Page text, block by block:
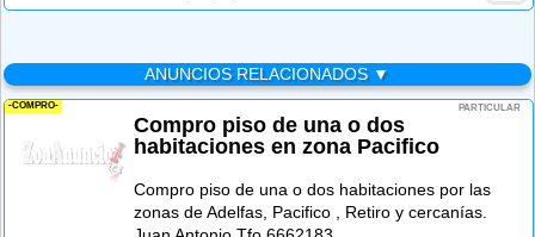
ANUNCIOS RELACIONADOS ▼
-COMPRO- PARTICULAR
Compro piso de una o dos
habitaciones en zona Pacifico
Compro piso de una o dos habitaciones por las
zonas de Adelfas, Pacifico , Retiro y cercanías.